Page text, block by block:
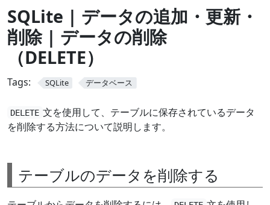
SQLite | データの追加・更新・
削除 | データの削除
（DELETE）
Tags: SQLite データベース
DELETE 文を使用して、テーブルに保存されているデータ
を削除する方法について説明します。
テーブルのデータを削除する